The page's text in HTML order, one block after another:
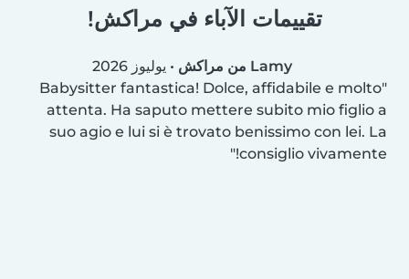
تقييمات الآباء في مراكش!
Lamy من مراكش • يوليوز 2026
Babysitter fantastica! Dolce, affidabile e molto
attenta. Ha saputo mettere subito mio figlio a
suo agio e lui si è trovato benissimo con lei. La
consiglio vivamente!